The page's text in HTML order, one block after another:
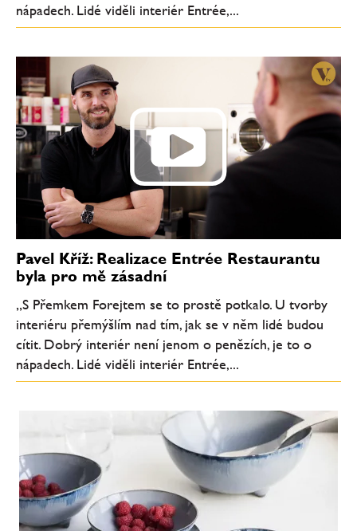
nápadech. Lidé viděli interiér Entrée,...
Pavel Kříž: Realizace Entrée Restaurantu
byla pro mě zásadní
„S Přemkem Forejtem se to prostě potkalo. U tvorby
interiéru přemýšlím nad tím, jak se v něm lidé budou
cítit. Dobrý interiér není jenom o penězích, je to o
nápadech. Lidé viděli interiér Entrée,...